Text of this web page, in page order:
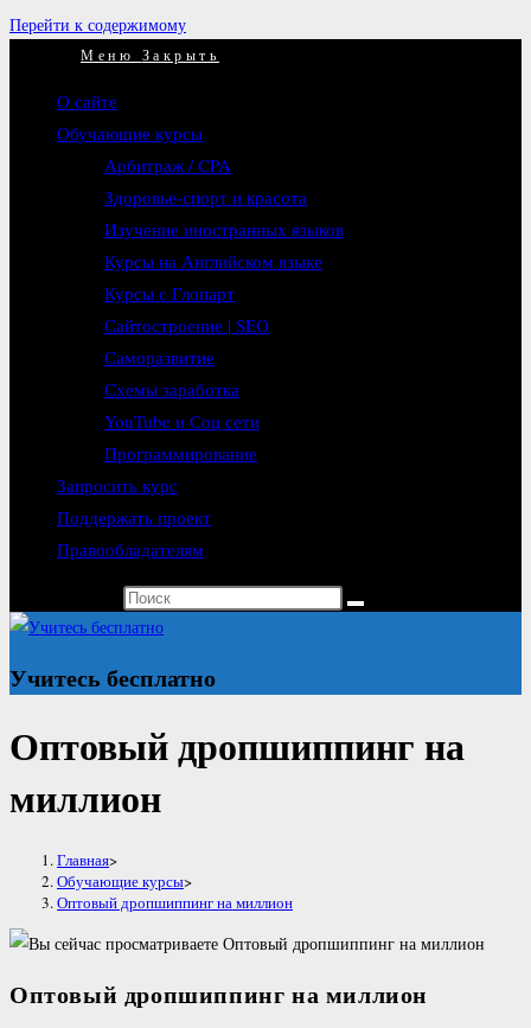
Перейти к содержимому
Меню Закрыть
О сайте
Обучающие курсы
Арбитраж / CPA
Здоровье-спорт и красота
Изучение иностранных языков
Курсы на Английском языке
Курсы с Глопарт
Сайтостроение | SEO
Саморазвитие
Схемы заработка
YouTube и Соц сети
Программирование
Запросить курс
Поддержать проект
Правообладателям
Учитесь бесплатно
Оптовый дропшиппинг на
миллион
Главная>
Обучающие курсы>
Оптовый дропшиппинг на миллион
Оптовый дропшиппинг на миллион